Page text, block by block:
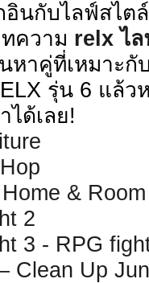
นกับไลฟ์สไต
ความ relx ไล
หาคู่ที่เหมาะ
รุ่น 6 แล้ว
ได้เลย!
&
2
3 - RPG
Clean Up